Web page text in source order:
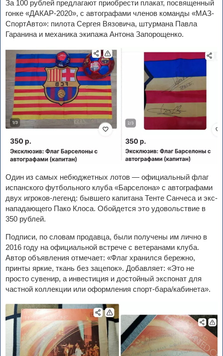
За 100 рублей предлагают приобрести плакат, посвященный
гонке «ДАКАР-2020», с автографами членов команды «МАЗ-
СпортАвто»: пилота Сергея Вязовича, штурмана Павла
Гаранина и механика экипажа Антона Запорощенко.
Один из самых небюджетных лотов — официальный флаг
испанского футбольного клуба «Барселона» с автографами
двух игроков-легенд: бывшего капитана Тенте Санчеса и экс-
нападающего Пако Клоса. Обойдется это удовольствие в
350 рублей.
Подписи, по словам продавца, были получены им лично в
2016 году на официальной встрече с ветеранами клуба.
Автор объявления отмечает: «Флаг хранился бережно,
принты яркие, ткань без зацепок». Добавляет: «Это не
просто сувенир, а инвестиция и достойный экспонат для
частной коллекции или оформления спорт-бара/кабинета».